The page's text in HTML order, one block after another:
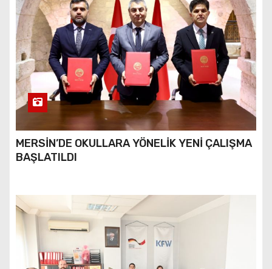
MERSİN’DE OKULLARA YÖNELİK YENİ ÇALIŞMA
BAŞLATILDI